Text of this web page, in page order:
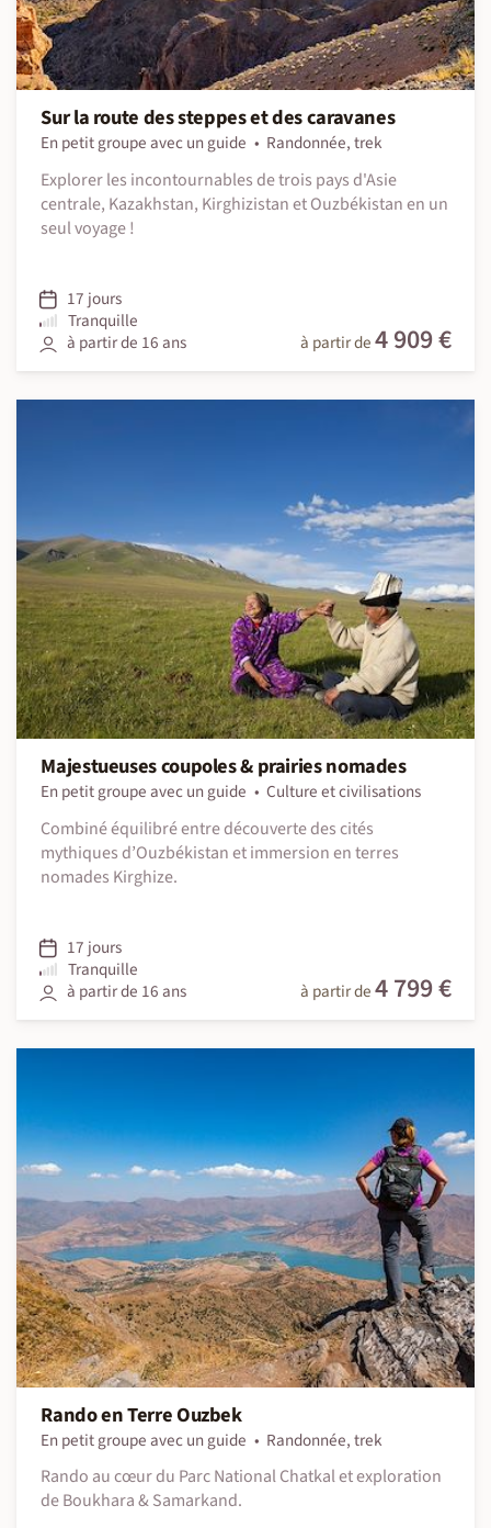
Sur la route des steppes et des caravanes
En petit groupe avec un guide
Randonnée, trek
Explorer les incontournables de trois pays d'Asie
centrale, Kazakhstan, Kirghizistan et Ouzbékistan en un
seul voyage !
17 jours
Tranquille
à partir de 16 ans
à partir de4 909 €
Majestueuses coupoles & prairies nomades
En petit groupe avec un guide
Culture et civilisations
Combiné équilibré entre découverte des cités
mythiques d’Ouzbékistan et immersion en terres
nomades Kirghize.
17 jours
Tranquille
à partir de 16 ans
à partir de4 799 €
Rando en Terre Ouzbek
En petit groupe avec un guide
Randonnée, trek
Rando au cœur du Parc National Chatkal et exploration
de Boukhara & Samarkand.